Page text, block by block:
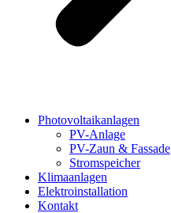
Photovoltaikanlagen
PV-Anlage
PV-Zaun & Fassade
Stromspeicher
Klimaanlagen
Elektroinstallation
Kontakt